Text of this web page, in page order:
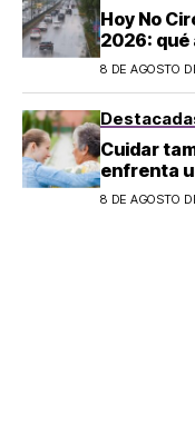
Hoy No
2026: qué
salir en
8 DE AGOSTO
Cuidar
enfrenta
8 DE AGOSTO